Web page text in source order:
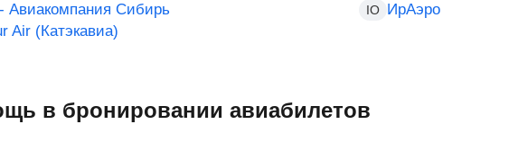
Авиакомпания Сибирь IO ИрАэро
Air (Катэкавиа)
в бронировании авиабилетов